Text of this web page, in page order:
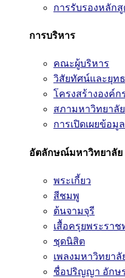
การรับรองหลักสู
การบริหาร
คณะผู้บริหาร
วิสัยทัศน์และยุท
โครงสร้างองค์ก
สภามหาวิทยาลัย
การเปิดเผยข้อมู
อัตลักษณ์มหาวิทยาลัย
พระเกี้ยว
สีชมพู
ต้นจามจุรี
เสื้อครุยพระราช
ชุดนิสิต
เพลงมหาวิทยาลั
ชื่อปริญญา อักษ